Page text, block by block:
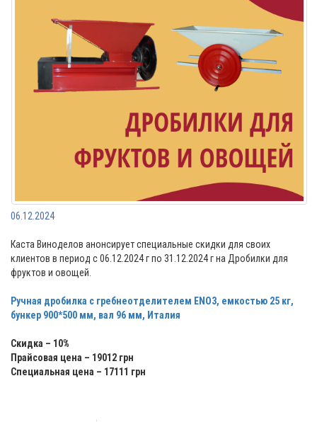
06.12.2024
Каста Виноделов анонсирует специальные скидки для своих
клиентов в период с 06.12.2024 г по 31.12.2024 г на Дробилки для
фруктов и овощей.
Ручная дробилка с гребнеотделителем ENO3, емкостью 25 кг,
бункер 900*500 мм, вал 96 мм, Италия
Скидка – 10%
Прайсовая цена – 19012 грн
Специальная цена – 17111 грн